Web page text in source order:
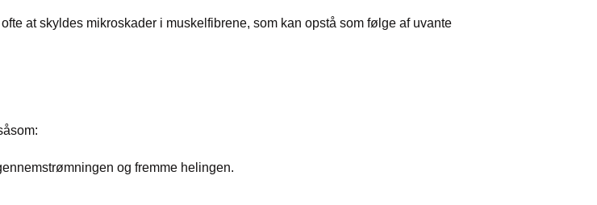
at skyldes mikroskader i muskelfibrene, som kan opstå som følge af uvante
og fremme helingen.